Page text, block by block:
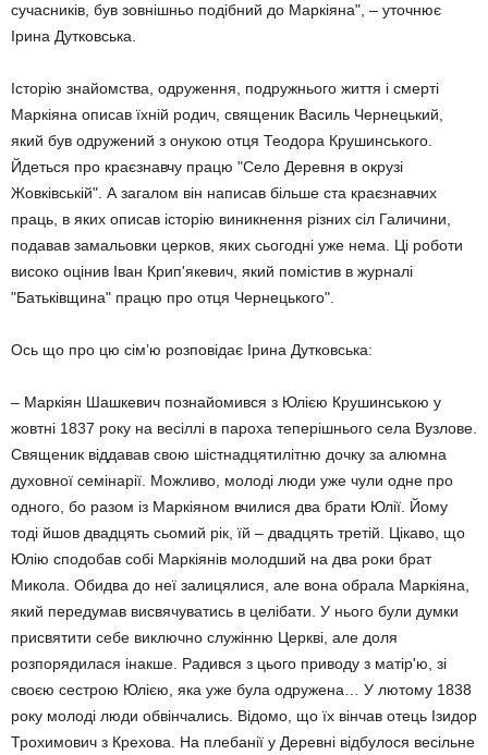
сучасників, був зовнішньо подібний до Маркіяна", – уточнює
Ірина Дутковська.
Історію знайомства, одруження, подружнього життя і смерті
Маркіяна описав їхній родич, священик Василь Чернецький,
який був одружений з онукою отця Теодора Крушинського.
Йдеться про краєзнавчу працю "Село Деревня в окрузі
Жовківській". А загалом він написав більше ста краєзнавчих
праць, в яких описав історію виникнення різних сіл Галичини,
подавав замальовки церков, яких сьогодні уже нема. Ці роботи
високо оцінив Іван Крип'якевич, який помістив в журналі
"Батьківщина" працю про отця Чернецького".
Ось що про цю сім’ю розповідає Ірина Дутковська:
– Маркіян Шашкевич познайомився з Юлією Крушинською у
жовтні 1837 року на весіллі в пароха теперішнього села Вузлове.
Священик віддавав свою шістнадцятилітню дочку за алюмна
духовної семінарії. Можливо, молоді люди уже чули одне про
одного, бо разом із Маркіяном вчилися два брати Юлії. Йому
тоді йшов двадцять сьомий рік, їй – двадцять третій. Цікаво, що
Юлію сподобав собі Маркіянів молодший на два роки брат
Микола. Обидва до неї залицялися, але вона обрала Маркіяна,
який передумав висвячуватись в целібати. У нього були думки
присвятити себе виключно служінню Церкві, але доля
розпорядилася інакше. Радився з цього приводу з матір'ю, зі
своєю сестрою Юлією, яка уже була одружена… У лютому 1838
року молоді люди обвінчались. Відомо, що їх вінчав отець Ізидор
Трохимович з Крехова. На плебанії у Деревні відбулося весільне